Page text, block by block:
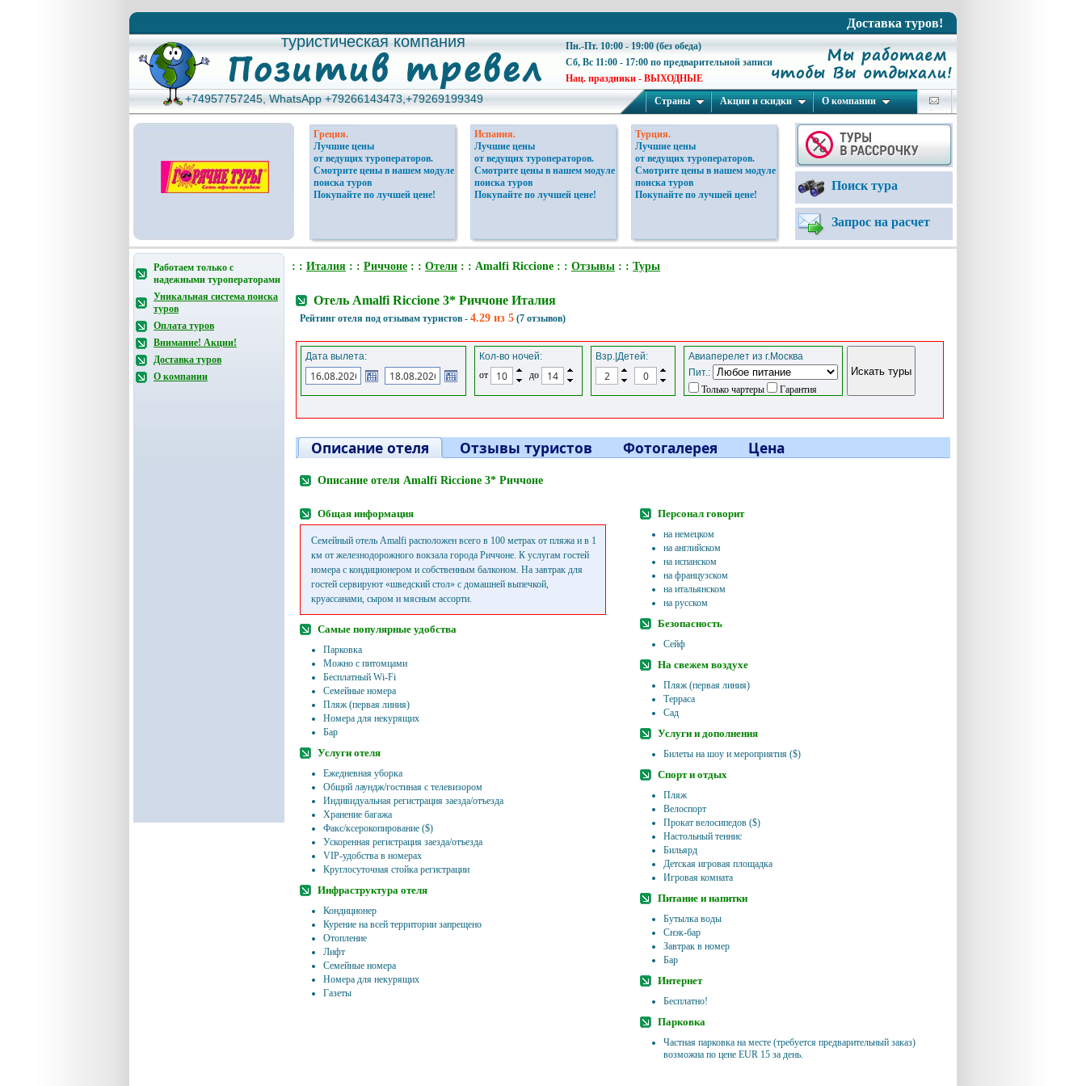
Доставка туров!
туристическая компания
туристическая компания
Пн.-Пт. 10:00 - 19:00 (без обеда)
Сб, Вс 11:00 - 17:00 по предварительной записи
Нац. праздники - ВЫХОДНЫЕ
+74957757245, WhatsApp +79266143473,+79269199349
+74957757245, WhatsApp +79266143473,+79269199349 Страны Акции и скидки О компании
Греция.
Лучшие цены
от ведущих туроператоров.
Смотрите цены в нашем модуле
поиска туров
Покупайте по лучшей цене!
Испания.
Лучшие цены
от ведущих туроператоров.
Смотрите цены в нашем модуле
поиска туров
Покупайте по лучшей цене!
Турция.
Лучшие цены
от ведущих туроператоров.
Смотрите цены в нашем модуле
поиска туров
Покупайте по лучшей цене!
Поиск тура
Запрос на расчет
Работаем только с
надежными туроператорами
Уникальная система поиска
туров
Оплата туров
Внимание! Акции!
Доставка туров
О компании
: : Италия : : Риччоне : : Отели : : Amalfi Riccione : : Отзывы : : Туры
Отель Amalfi Riccione 3* Риччоне Италия
Рейтинг отеля под отзывам туристов - 4.29 из 5 (7 отзывов)
Дата вылета:
Кол-во ночей:
от
до
Взр.|Детей:
Авиаперелет из г.Москва
Пит.:
Только чартеры
Гарантия
Описание отеля Отзывы туристов Фотогалерея Цена
Описание отеля Amalfi Riccione 3* Риччоне
Общая информация
Семейный отель Amalfi расположен всего в 100 метрах от пляжа и в 1
км от железнодорожного вокзала города Риччоне. К услугам гостей
номера с кондиционером и собственным балконом. На завтрак для
гостей сервируют «шведский стол» с домашней выпечкой,
круассанами, сыром и мясным ассорти.
Самые популярные удобства
Парковка
Можно с питомцами
Бесплатный Wi-Fi
Семейные номера
Пляж (первая линия)
Номера для некурящих
Бар
Услуги отеля
Ежедневная уборка
Общий лаундж/гостиная с телевизором
Индивидуальная регистрация заезда/отъезда
Хранение багажа
Факс/ксерокопирование ($)
Ускоренная регистрация заезда/отъезда
VIP-удобства в номерах
Круглосуточная стойка регистрации
Инфраструктура отеля
Кондиционер
Курение на всей территории запрещено
Отопление
Лифт
Семейные номера
Номера для некурящих
Газеты
Персонал говорит
на немецком
на английском
на испанском
на французском
на итальянском
на русском
Безопасность
Сейф
На свежем воздухе
Пляж (первая линия)
Терраса
Сад
Услуги и дополнения
Билеты на шоу и мероприятия ($)
Спорт и отдых
Пляж
Велоспорт
Прокат велосипедов ($)
Настольный теннис
Бильярд
Детская игровая площадка
Игровая комната
Питание и напитки
Бутылка воды
Снэк-бар
Завтрак в номер
Бар
Интернет
Бесплатно!
Парковка
Частная парковка на месте (требуется предварительный заказ)
возможна по цене EUR 15 за день.